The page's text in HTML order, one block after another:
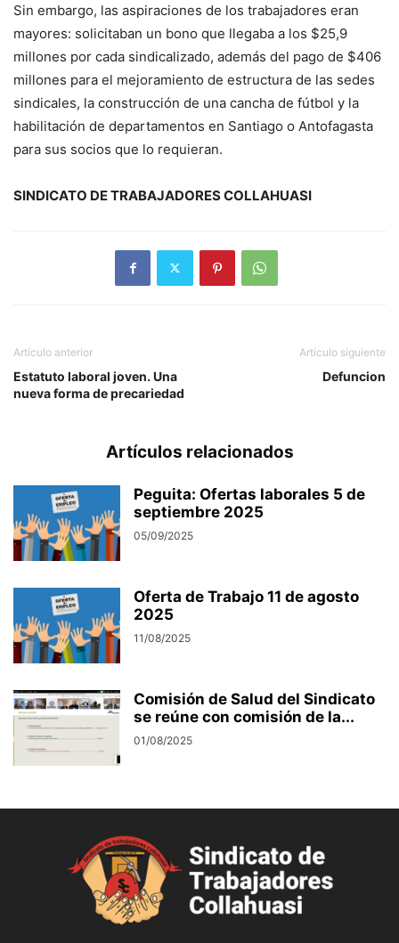
Sin embargo, las aspiraciones de los trabajadores eran
mayores: solicitaban un bono que llegaba a los $25,9
millones por cada sindicalizado, además del pago de $406
millones para el mejoramiento de estructura de las sedes
sindicales, la construcción de una cancha de fútbol y la
habilitación de departamentos en Santiago o Antofagasta
para sus socios que lo requieran.
SINDICATO DE TRABAJADORES COLLAHUASI
Artículo anterior
Estatuto laboral joven. Una
nueva forma de precariedad
Artículo siguiente
Defuncion
Artículos relacionados
Peguita: Ofertas laborales 5 de
septiembre 2025
05/09/2025
Oferta de Trabajo 11 de agosto
2025
11/08/2025
Comisión de Salud del Sindicato
se reúne con comisión de la...
01/08/2025